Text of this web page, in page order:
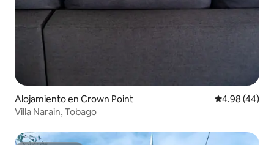
Alojamiento en Crown Point Calificación
4.98 (44)
Villa Narain, Tobago